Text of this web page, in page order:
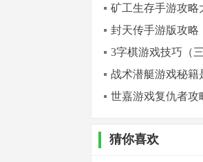
矿工生存手游攻略
封天传手游版攻略
3字棋游戏技巧（
战术潜艇游戏秘籍
世嘉游戏复仇者攻
猜你喜欢